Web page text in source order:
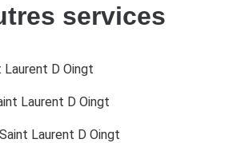
services
Laurent D Oingt
Laurent D Oingt
Laurent D Oingt